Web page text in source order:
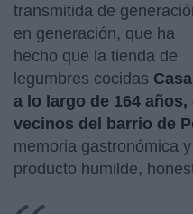
transmitida de
en generación, que ha
hecho que la tienda de
legumbres cocidas
a lo largo de 164
vecinos del barrio de
memoria gastronómica
producto humilde,